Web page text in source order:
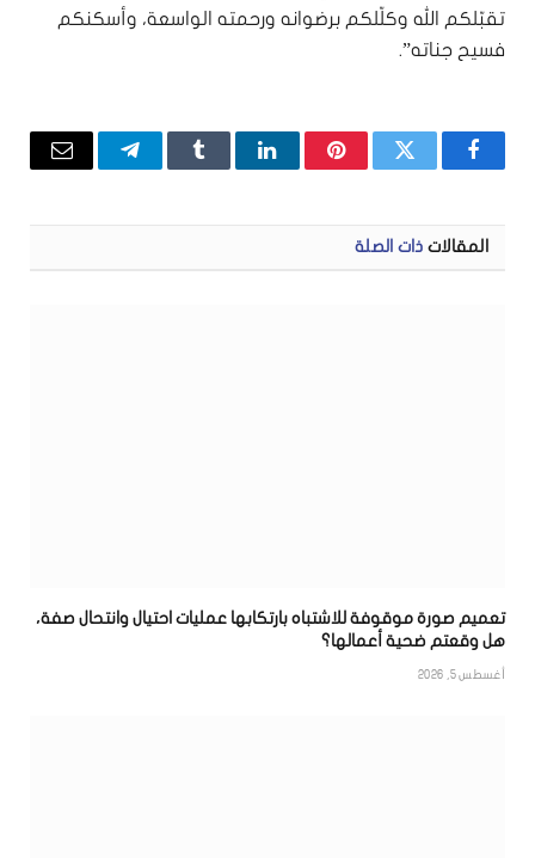
تقبّلكم الله وكلّلكم برضوانه ورحمته الواسعة، وأسكنكم
فسيح جناته”.
فيسبوكتويتر بينتيريستلينكدإنTumblrتيلقرامالبريد
المقالات ذات الصلة
تعميم صورة موقوفة للاشتباه بارتكابها عمليات احتيال وانتحال صفة،
هل وقعتم ضحية أعمالها؟
أغسطس 5, 2026